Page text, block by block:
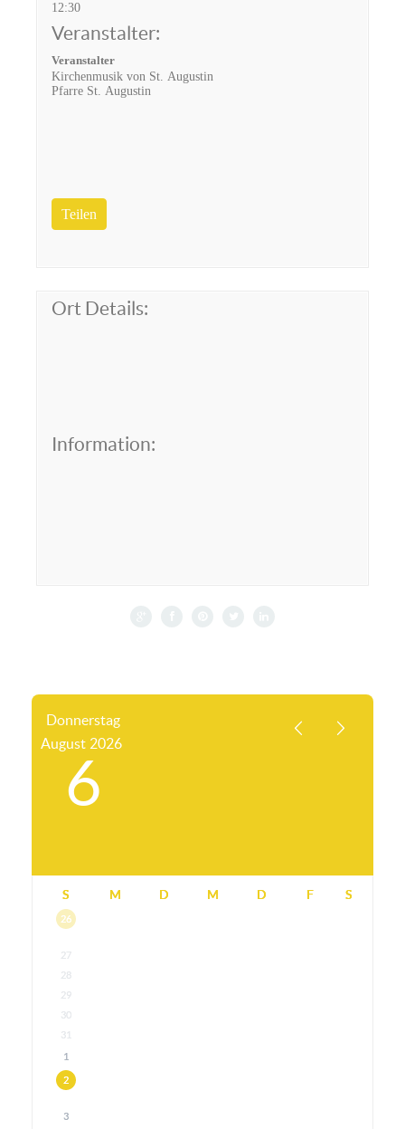
12:30
Veranstalter:
Veranstalter
Kirchenmusik von St. Augustin
Pfarre St. Augustin
Teilen
Ort Details:
Information:
Donnerstag
August 2026
6
S M D M D F S
26
27
28
29
30
31
1
2
3